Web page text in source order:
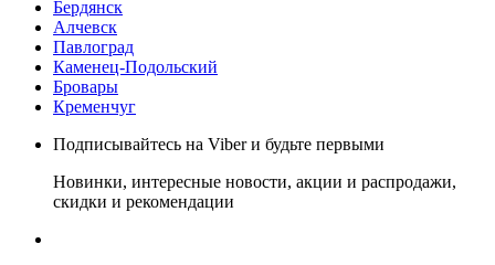
Бердянск
Алчевск
Павлоград
Каменец-Подольский
Бровары
Кременчуг
Подписывайтесь на Viber и будьте первыми
Новинки, интересные новости, акции и распродажи,
скидки и рекомендации